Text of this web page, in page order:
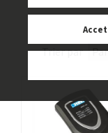
Trier par